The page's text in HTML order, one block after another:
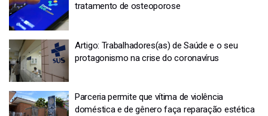
tratamento de osteoporose
Artigo: Trabalhadores(as) de Saúde e o seu
protagonismo na crise do coronavírus
Parceria permite que vítima de violência
doméstica e de gênero faça reparação estética